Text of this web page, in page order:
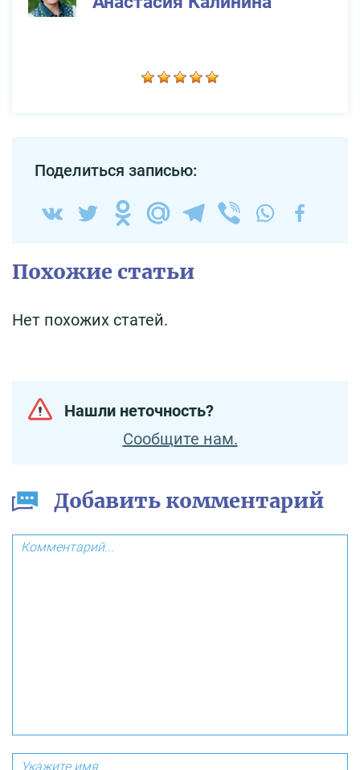
Поделиться записью:
Похожие статьи
Нет похожих статей.
Нашли неточность?
Сообщите нам.
Добавить комментарий